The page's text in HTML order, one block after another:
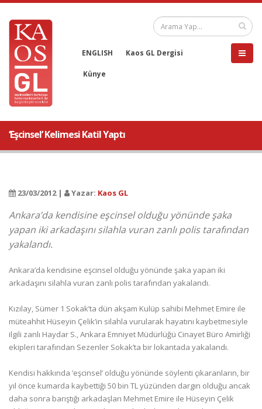
ENGLISH Kaos GL Dergisi
Künye
‘Eşcinsel’ Kelimesi Katil Yaptı
23/03/2012 | Yazar: Kaos GL
Ankara’da kendisine eşcinsel olduğu yönünde şaka
yapan iki arkadaşını silahla vuran zanlı polis tarafından
yakalandı.
Ankara’da kendisine eşcinsel olduğu yönünde şaka yapan iki
arkadaşını silahla vuran zanlı polis tarafından yakalandı.
Kızılay, Sümer 1 Sokak’ta dün akşam Kulüp sahibi Mehmet Emire ile
müteahhit Hüseyin Çelik’in silahla vurularak hayatını kaybetmesiyle
ilgili zanlı Haydar S., Ankara Emniyet Müdürlüğü Cinayet Büro Amirliği
ekipleri tarafından Sezenler Sokak’ta bir lokantada yakalandı.
Kendisi hakkında ’eşcinsel’ olduğu yönünde söylenti çıkaranların, bir
yıl önce kumarda kaybettiği 50 bin TL yüzünden dargın olduğu ancak
daha sonra barıştığı arkadaşları Mehmet Emire ile Hüseyin Çelik